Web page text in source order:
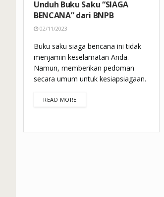
Unduh Buku Saku “SIAGA
BENCANA” dari BNPB
02/11/2023
Buku saku siaga bencana ini tidak
menjamin keselamatan Anda.
Namun, memberikan pedoman
secara umum untuk kesiapsiagaan.
READ MOREDETAILS